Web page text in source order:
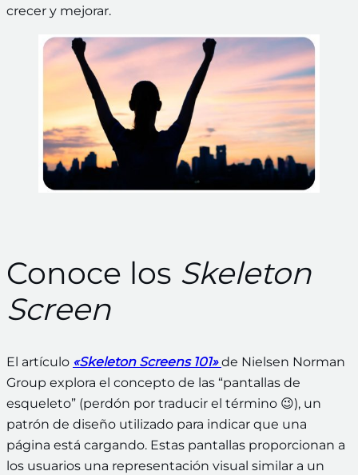
crecer y mejorar.
Conoce los Skeleton
Screen
El artículo «Skeleton Screens 101»de Nielsen Norman
Group explora el concepto de las “pantallas de
esqueleto” (perdón por traducir el término 😉), un
patrón de diseño utilizado para indicar que una
página está cargando. Estas pantallas proporcionan a
los usuarios una representación visual similar a un